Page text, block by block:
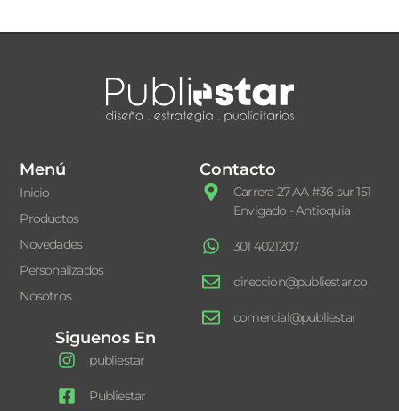
Menú
Inicio
Productos
Novedades
Personalizados
Nosotros
Contacto
Carrera 27 AA #36 sur 151
Envigado - Antioquia
301 4021207
direccion@publiestar.co
comercial@publiestar
Siguenos En
publiestar
Publiestar